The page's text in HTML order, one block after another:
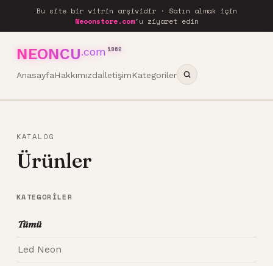
Bu site bir vitrin arşividir · Satın almak için
Neoonstore.com'u ziyaret edin
NEONCU.com 1962
AnasayfaHakkımızdaİletişimKategoriler
KATALOG
Ürünler
KATEGORILER
Tümü
Led Neon